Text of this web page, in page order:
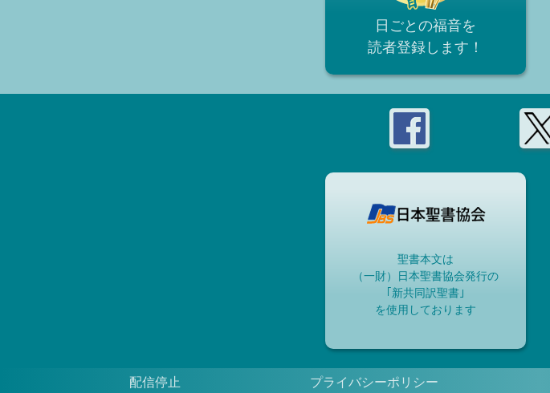
日ごとの福音を
読者登録 します！
聖書本文は
（一財）日本聖書協会発行の
｢新共同訳聖書｣
を使用しております
配信停止 プライバシーポリシー